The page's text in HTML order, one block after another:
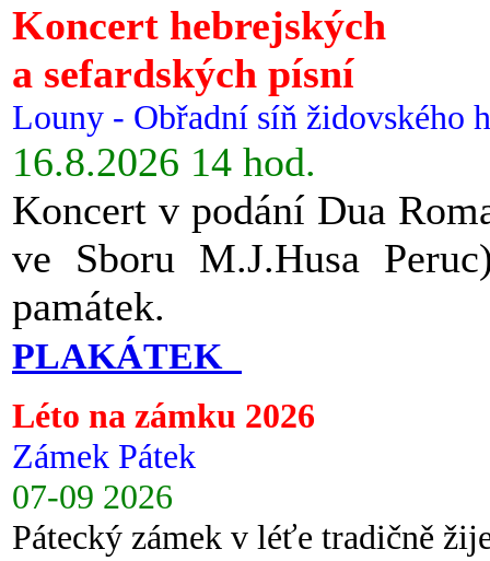
Koncert hebrejských
a sefardských písní
Louny - Obřadní síň židovského
16.8.2026 14 hod.
Koncert v podání Dua
ve Sboru M.J.Husa
památek.
PLAKÁTEK
Léto na zámku 2026
Zámek Pátek
07-09 2026
Pátecký zámek v léťe tradičně